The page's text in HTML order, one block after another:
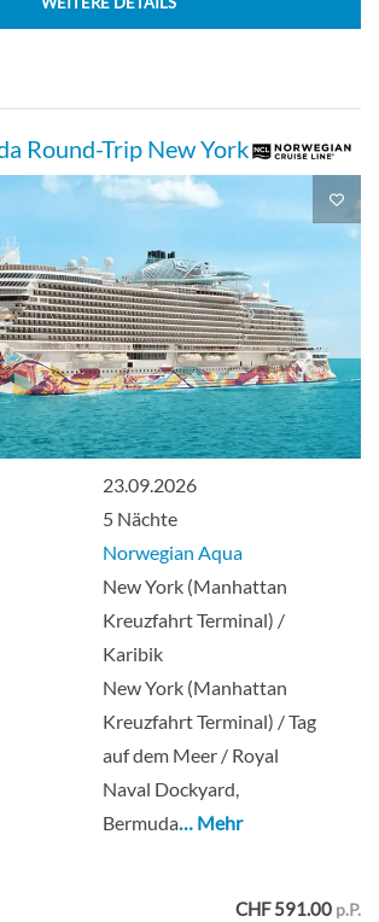
Suite mit großem
Suite mit großem
Master-Schlafzimmer
Round-Trip New York
23.09.2026
5 Nächte
Norwegian Aqua
New York (Manhattan
Kreuzfahrt Terminal) /
Karibik
New York (Manhattan
Kreuzfahrt Terminal) / Tag
auf dem Meer / Royal
Naval Dockyard,
Bermuda… Mehr
CHF 591.00 p.P.